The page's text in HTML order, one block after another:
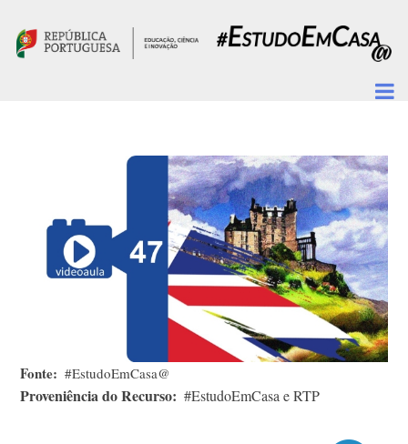
Fonte #EstudoEmCasa@
Proveniência do Recurso #EstudoEmCasa e RTP